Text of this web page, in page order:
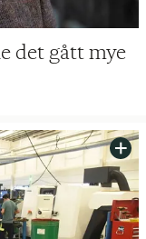
det gått mye